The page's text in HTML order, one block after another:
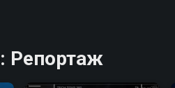
Репортаж